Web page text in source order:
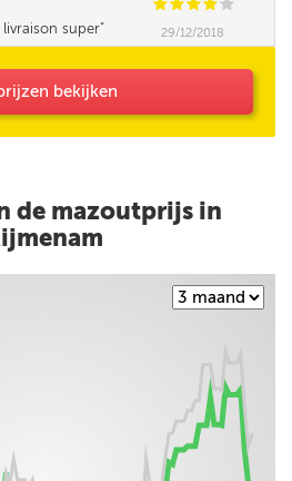
CCCC C
super
29/12/2018
bekijken
de mazoutprijs in